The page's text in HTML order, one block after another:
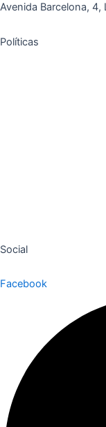
Avenida Barcelona, 4,
Políticas
Social
Facebook